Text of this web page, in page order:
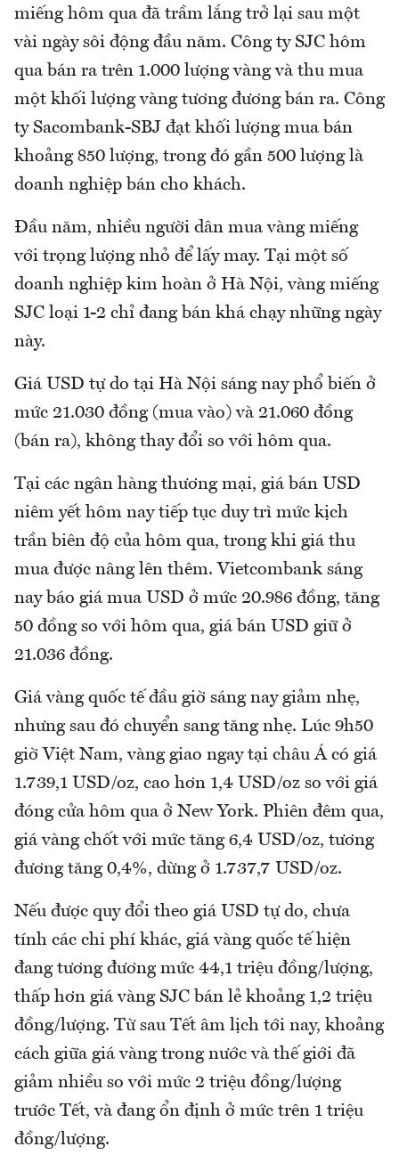
miếng hôm qua đã trầm lắng trở lại sau một
vài ngày sôi động đầu năm. Công ty SJC hôm
qua bán ra trên 1.000 lượng vàng và thu mua
một khối lượng vàng tương đương bán ra. Công
ty Sacombank-SBJ đạt khối lượng mua bán
khoảng 850 lượng, trong đó gần 500 lượng là
doanh nghiệp bán cho khách.
Đầu năm, nhiều người dân mua vàng miếng
với trọng lượng nhỏ để lấy may. Tại một số
doanh nghiệp kim hoàn ở Hà Nội, vàng miếng
SJC loại 1-2 chỉ đang bán khá chạy những ngày
này.
Giá USD tự do tại Hà Nội sáng nay phổ biến ở
mức 21.030 đồng (mua vào) và 21.060 đồng
(bán ra), không thay đổi so với hôm qua.
Tại các ngân hàng thương mại, giá bán USD
niêm yết hôm nay tiếp tục duy trì mức kịch
trần biên độ của hôm qua, trong khi giá thu
mua được nâng lên thêm. Vietcombank sáng
nay báo giá mua USD ở mức 20.986 đồng, tăng
50 đồng so với hôm qua, giá bán USD giữ ở
21.036 đồng.
Giá vàng quốc tế đầu giờ sáng nay giảm nhẹ,
nhưng sau đó chuyển sang tăng nhẹ. Lúc 9h50
giờ Việt Nam, vàng giao ngay tại châu Á có giá
1.739,1 USD/oz, cao hơn 1,4 USD/oz so với giá
đóng cửa hôm qua ở New York. Phiên đêm qua,
giá vàng chốt với mức tăng 6,4 USD/oz, tương
đương tăng 0,4%, dừng ở 1.737,7 USD/oz.
Nếu được quy đổi theo giá USD tự do, chưa
tính các chi phí khác, giá vàng quốc tế hiện
đang tương đương mức 44,1 triệu đồng/lượng,
thấp hơn giá vàng SJC bán lẻ khoảng 1,2 triệu
đồng/lượng. Từ sau Tết âm lịch tới nay, khoảng
cách giữa giá vàng trong nước và thế giới đã
giảm nhiều so với mức 2 triệu đồng/lượng
trước Tết, và đang ổn định ở mức trên 1 triệu
đồng/lượng.